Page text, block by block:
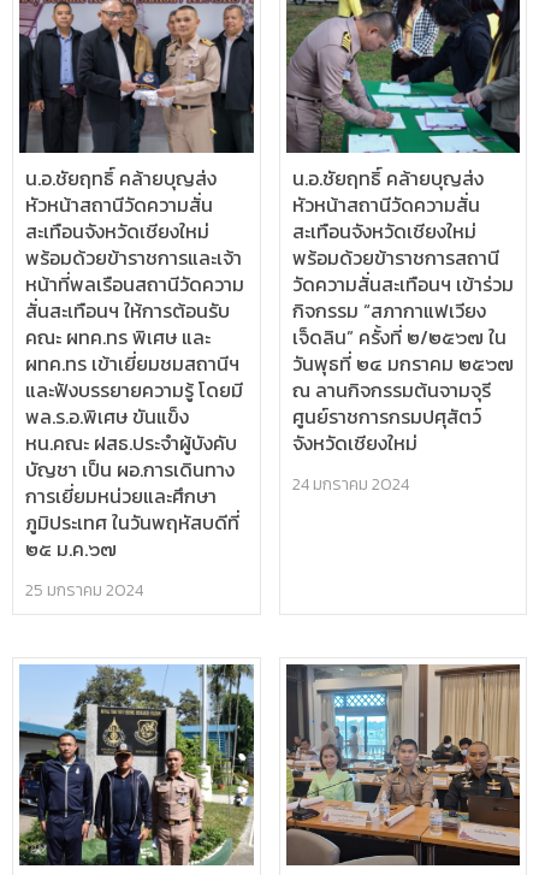
น.อ.ชัยฤทธิ์ คล้ายบุญส่ง
หัวหน้าสถานีวัดความสั่น
สะเทือนจังหวัดเชียงใหม่
พร้อมด้วยข้าราชการและเจ้า
หน้าที่พลเรือนสถานีวัดความ
สั่นสะเทือนฯ ให้การต้อนรับ
คณะ ผทค.ทร พิเศษ และ
ผทค.ทร เข้าเยี่ยมชมสถานีฯ
และฟังบรรยายความรู้ โดยมี
พล.ร.อ.พิเศษ ขันแข็ง
หน.คณะ ฝสธ.ประจำผู้บังคับ
บัญชา เป็น ผอ.การเดินทาง
การเยี่ยมหน่วยและศึกษา
ภูมิประเทศ ในวันพฤหัสบดีที่
๒๕ ม.ค.๖๗
25 มกราคม 2024
น.อ.ชัยฤทธิ์ คล้ายบุญส่ง
หัวหน้าสถานีวัดความสั่น
สะเทือนจังหวัดเชียงใหม่
พร้อมด้วยข้าราชการสถานี
วัดความสั่นสะเทือนฯ เข้าร่วม
กิจกรรม “สภากาแฟเวียง
เจ็ดลิน” ครั้งที่ ๒/๒๕๖๗ ใน
วันพุธที่ ๒๔ มกราคม ๒๕๖๗
ณ ลานกิจกรรมต้นจามจุรี
ศูนย์ราชการกรมปศุสัตว์
จังหวัดเชียงใหม่
24 มกราคม 2024